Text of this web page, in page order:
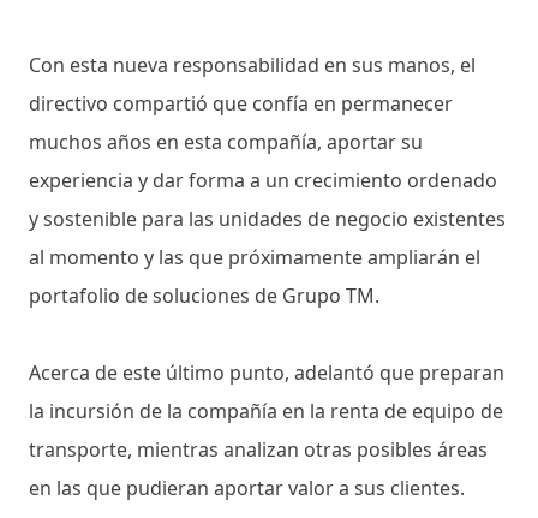
Con esta nueva responsabilidad en sus manos, el
directivo compartió que confía en permanecer
muchos años en esta compañía, aportar su
experiencia y dar forma a un crecimiento ordenado
y sostenible para las unidades de negocio existentes
al momento y las que próximamente ampliarán el
portafolio de soluciones de Grupo TM.
Acerca de este último punto, adelantó que preparan
la incursión de la compañía en la renta de equipo de
transporte, mientras analizan otras posibles áreas
en las que pudieran aportar valor a sus clientes.